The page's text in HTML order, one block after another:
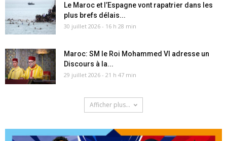
Le Maroc et l’Espagne vont rapatrier dans les
plus brefs délais...
30 juillet 2026 - 16 h 28 min
Maroc: SM le Roi Mohammed VI adresse un
Discours à la...
29 juillet 2026 - 21 h 47 min
Afficher plus...